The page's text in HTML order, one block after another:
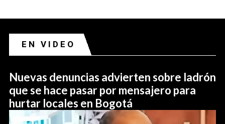
EN VIDEO
Nuevas denuncias advierten sobre ladrón
que se hace pasar por mensajero para
hurtar locales en Bogotá